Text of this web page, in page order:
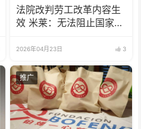
法院改判劳工改革内容生
效 米莱：无法阻止国家的
2026年04月23日 3
推广